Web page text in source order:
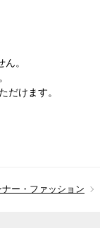
。
だけます。
ナー・ファッション